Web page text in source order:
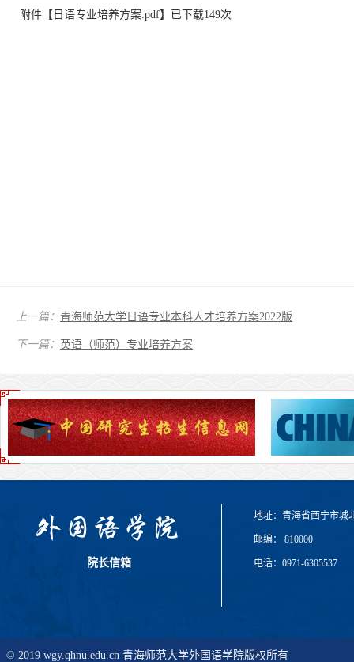
附件【 日语专业培养方案.pdf】已下载149次
上一篇： 青海师范大学日语专业本科人才培养方案2022版
下一篇： 英语（师范）专业培养方案
院长信箱
地址：青海省西宁市城
邮编： 810000
电话：0971-6305537
© 2019 wgy.qhnu.edu.cn 青海师范大学外国语学院版权所有